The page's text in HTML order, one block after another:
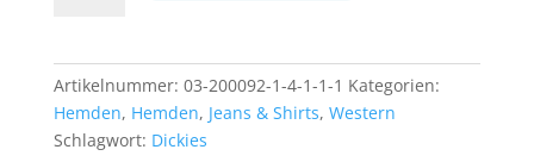
(violet)
Menge
Artikelnummer: 03-200092-1-4-1-1-1 Kategorien:
Hemden, Hemden, Jeans & Shirts, Western
Schlagwort: Dickies